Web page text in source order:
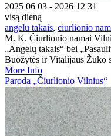
2025 06 03 - 2026 12 31
visą dieną
angelu takais, ciurlionio
M. K. Čiurlionio namai
„Angelų takais“ bei
Buožytės ir Vitalijaus Žuko
More Info
Paroda „Čiurlionio Vilnius“